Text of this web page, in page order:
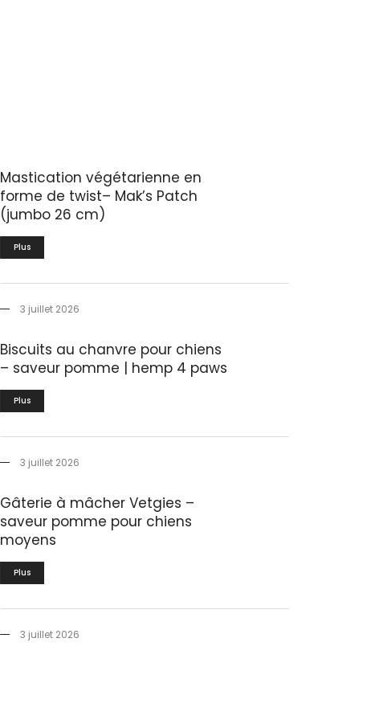
Mastication végétarienne en
forme de twist– Mak’s Patch
(jumbo 26 cm)
Plus
3 juillet 2026
Biscuits au chanvre pour chiens
– saveur pomme | hemp 4 paws
Plus
3 juillet 2026
Gâterie à mâcher Vetgies –
saveur pomme pour chiens
moyens
Plus
3 juillet 2026